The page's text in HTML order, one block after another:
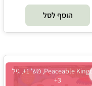
הוסף לסל
Peaceable Kingdom, מש' 1+, גיל
3+